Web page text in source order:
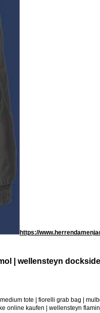
https://
| wellensteyn
tote | fiorelli grab bag |
online kaufen | wellensteyn